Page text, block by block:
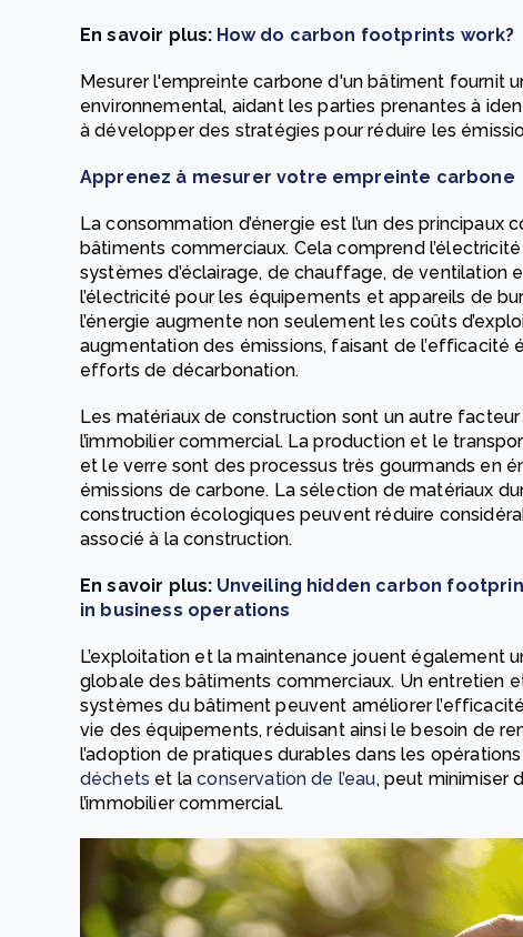
En savoir plus: How do carbon footprints work?
Mesurer l'empreinte carbone d'un bâtiment fournit
environnemental, aidant les parties prenantes à
à développer des stratégies pour réduire les
Apprenez à mesurer votre empreinte carbone
La consommation d’énergie est l’un des principaux
bâtiments commerciaux. Cela comprend
systèmes d’éclairage, de chauffage, de ventilation
l’électricité pour les équipements et appareils de
l’énergie augmente non seulement les coûts
augmentation des émissions, faisant de l’efficacité
efforts de décarbonation.
Les matériaux de construction sont un autre
l’immobilier commercial. La production et le
et le verre sont des processus très gourmands en
émissions de carbone. La sélection de matériaux
construction écologiques peuvent réduire
associé à la construction.
En savoir plus: Unveiling hidden carbon
in business operations
L’exploitation et la maintenance jouent également
globale des bâtiments commerciaux. Un entretien
systèmes du bâtiment peuvent améliorer
vie des équipements, réduisant ainsi le besoin de
l’adoption de pratiques durables dans les
déchets et laconservation de l’eau, peut minimiser
l’immobilier commercial.